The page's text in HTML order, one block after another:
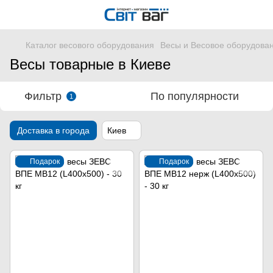
Каталог весового оборудования Весы и Весовое
Весы товарные в Киеве
Фильтр 1 По популярности
Доставка в города Киев
Подарок Подарок